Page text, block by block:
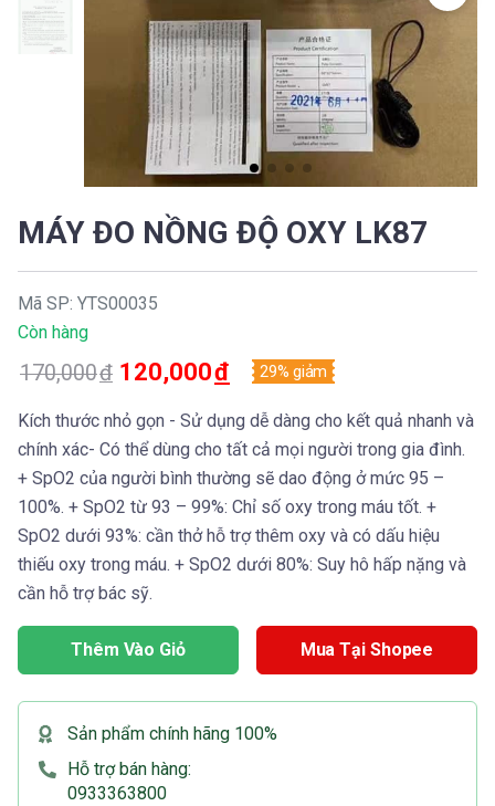
MÁY ĐO NỒNG ĐỘ OXY LK87
Mã SP: YTS00035
Còn hàng
170,000đ 120,000đ 29% giảm
Kích thước nhỏ gọn - Sử dụng dễ dàng cho kết quả nhanh và
chính xác- Có thể dùng cho tất cả mọi người trong gia đình.
+ SpO2 của người bình thường sẽ dao động ở mức 95 –
100%. + SpO2 từ 93 – 99%: Chỉ số oxy trong máu tốt. +
SpO2 dưới 93%: cần thở hỗ trợ thêm oxy và có dấu hiệu
thiếu oxy trong máu. + SpO2 dưới 80%: Suy hô hấp nặng và
cần hỗ trợ bác sỹ.
Thêm Vào Giỏ Mua Tại Shopee
Sản phẩm chính hãng 100%
Hỗ trợ bán hàng:
0933363800